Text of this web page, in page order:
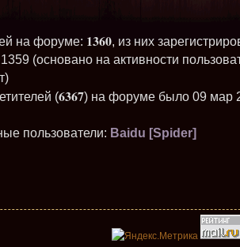
на форуме: 1360, из них
(основано на активности
(6367) на форуме было 09 мар
пользователи: Baidu [Spider]